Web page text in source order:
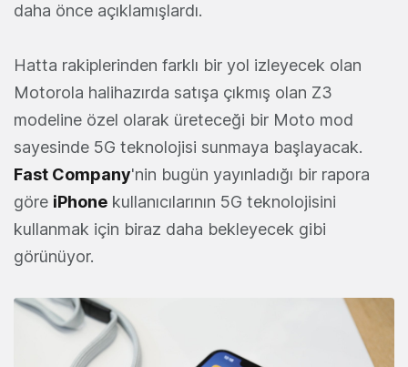
daha önce açıklamışlardı.
Hatta rakiplerinden farklı bir yol izleyecek olan
Motorola halihazırda satışa çıkmış olan Z3
modeline özel olarak üreteceği bir Moto mod
sayesinde 5G teknolojisi sunmaya başlayacak.
Fast Company'nin bugün yayınladığı bir rapora
göre iPhone kullanıcılarının 5G teknolojisini
kullanmak için biraz daha bekleyecek gibi
görünüyor.